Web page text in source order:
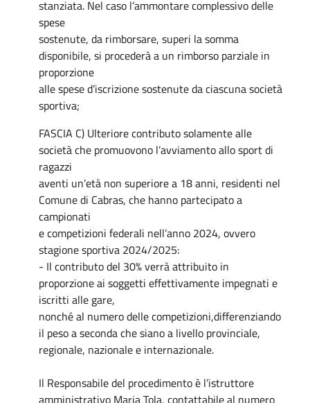
stanziata. Nel caso l’ammontare complessivo delle
spese
sostenute, da rimborsare, superi la somma
disponibile, si procederà a un rimborso parziale in
proporzione
alle spese d’iscrizione sostenute da ciascuna società
sportiva;
FASCIA C) Ulteriore contributo solamente alle
società che promuovono l’avviamento allo sport di
ragazzi
aventi un’età non superiore a 18 anni, residenti nel
Comune di Cabras, che hanno partecipato a
campionati
e competizioni federali nell’anno 2024, ovvero
stagione sportiva 2024/2025:
- Il contributo del 30% verrà attribuito in
proporzione ai soggetti effettivamente impegnati e
iscritti alle gare,
nonché al numero delle competizioni,differenziando
il peso a seconda che siano a livello provinciale,
regionale, nazionale e internazionale.
Il Responsabile del procedimento è l’istruttore
amministrativo Maria Tola, contattabile al numero